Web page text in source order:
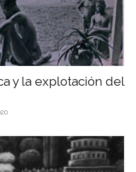
y la explotación del